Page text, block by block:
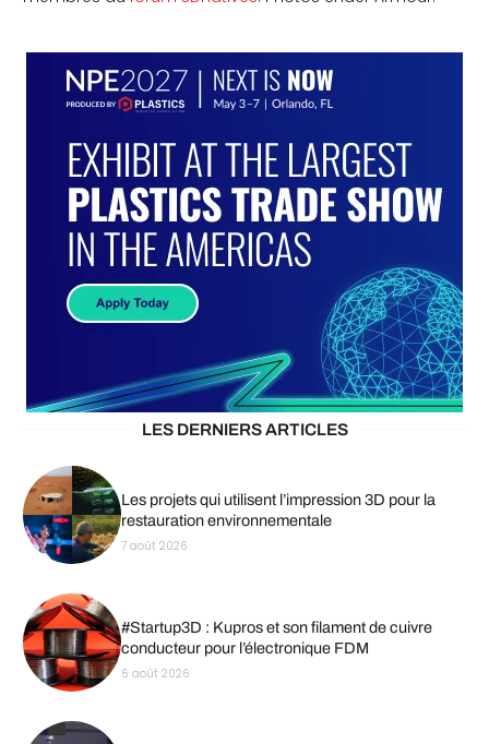
LES DERNIERS ARTICLES
Les projets qui utilisent l’impression 3D pour la
restauration environnementale
7 août 2026
#Startup3D : Kupros et son filament de cuivre
conducteur pour l’électronique FDM
6 août 2026